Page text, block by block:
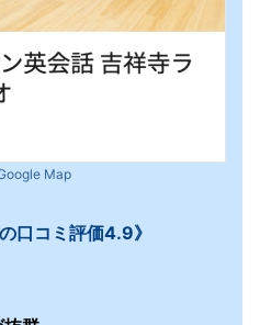
Map
口コミ評価4.9》